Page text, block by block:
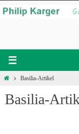
Inhalt
StartBasilia-Artikel
Basilia-